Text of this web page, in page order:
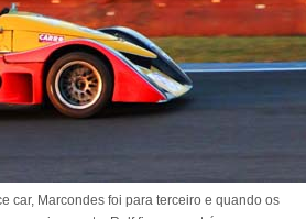
car, Marcondes foi para terceiro e quando os